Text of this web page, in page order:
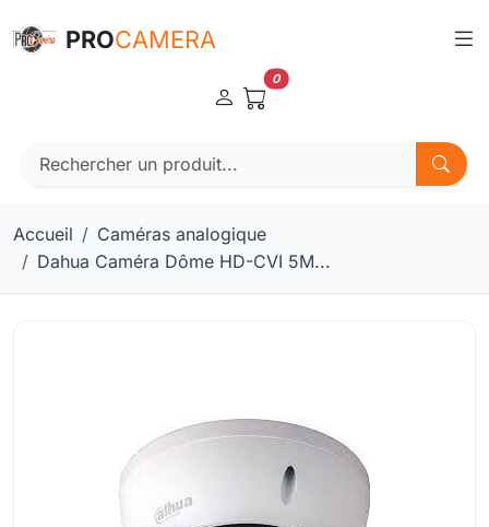
PROCAMERA
0
Accueil
Caméras analogique
Dahua Caméra Dôme HD-CVI 5M...